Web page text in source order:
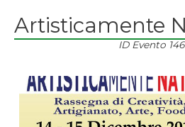
Artisticamente
ID Evento